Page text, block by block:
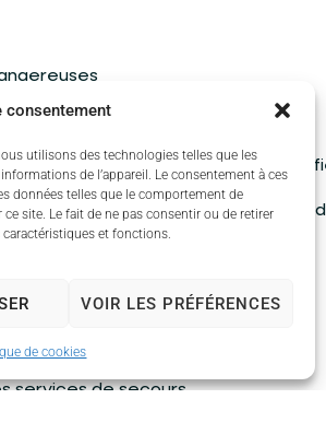
consentement
utilisons des technologies telles que les
de l’appareil. Le consentement à ces
données telles que le comportement de
site. Le fait de ne pas consentir ou de retirer
et fonctions.
VOIR LES PRÉFÉRENCES
de cookies
n’est pas clairement
comportant des pictogrammes de
l’avis de l’organisateur
le en cas de besoin
services de secours